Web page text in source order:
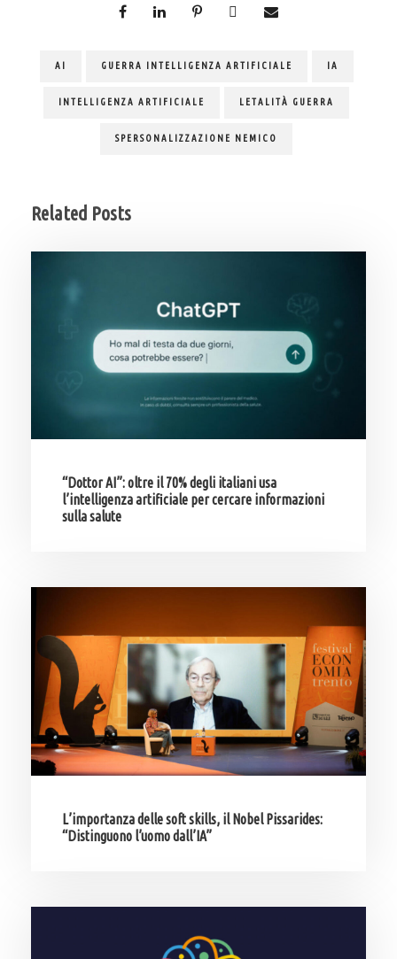
AI GUERRA INTELLIGENZA ARTIFICIALE IA
INTELLIGENZA ARTIFICIALE LETALITÀ GUERRA
SPERSONALIZZAZIONE NEMICO
Related Posts
“Dottor AI”: oltre il 70% degli italiani usa
l’intelligenza artificiale per cercare informazioni
sulla salute
L’importanza delle soft skills, il Nobel Pissarides:
“Distinguono l’uomo dall’IA”